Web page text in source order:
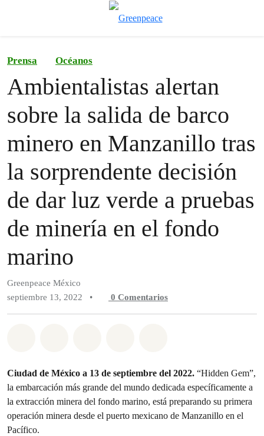
Prensa Océanos
Ambientalistas alertan
sobre la salida de barco
minero en Manzanillo tras
la sorprendente decisión
de dar luz verde a pruebas
de minería en el fondo
marino
Greenpeace México
septiembre 13, 2022
• 0 Comentarios
Ciudad de México a 13 de septiembre del 2022. “Hidden Gem”,
la embarcación más grande del mundo dedicada específicamente a
la extracción minera del fondo marino, está preparando su primera
operación minera desde el puerto mexicano de Manzanillo en el
Pacífico.